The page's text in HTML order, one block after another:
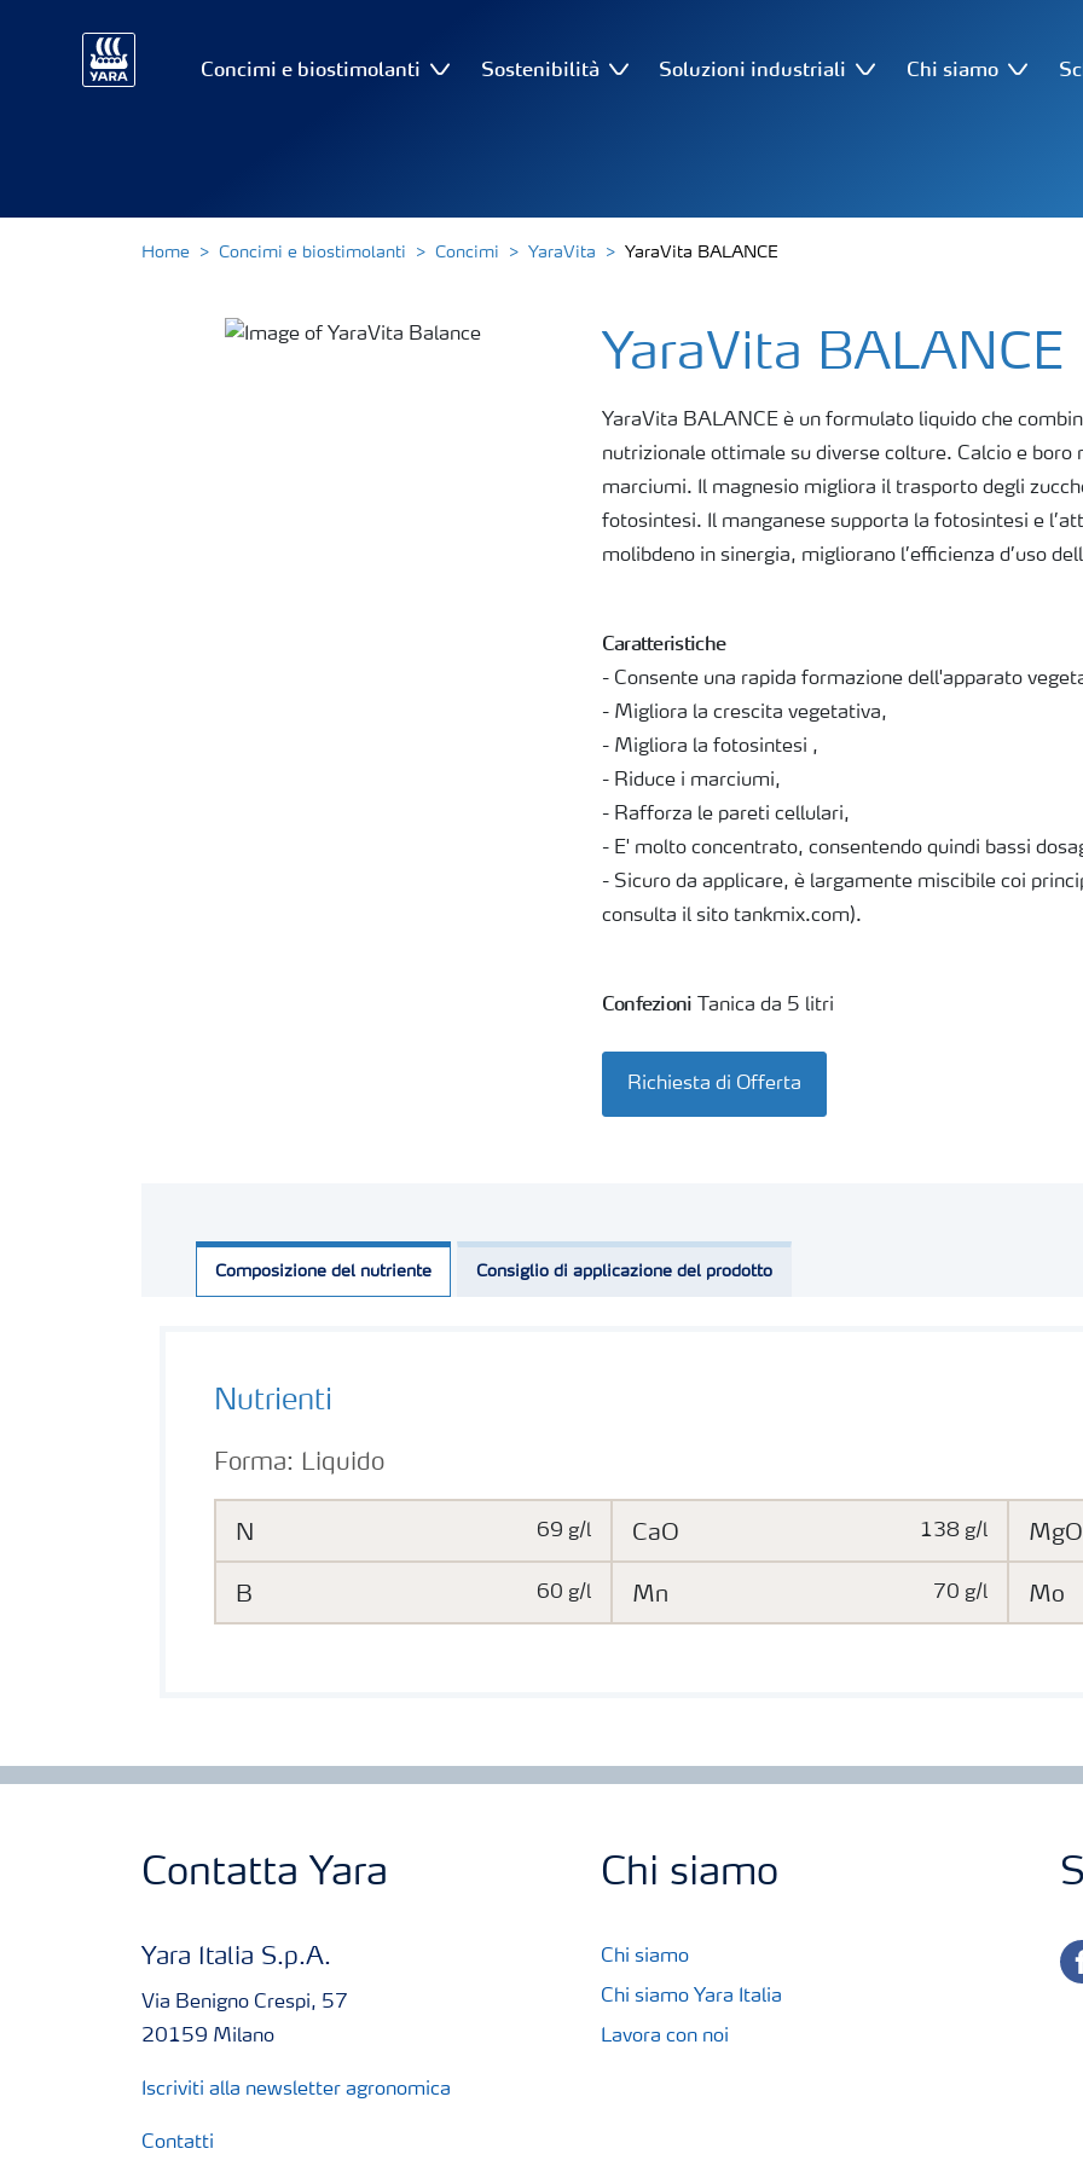
Concimi e biostimolanti Sostenibilità Soluzioni industriali Chi siamo
Home Concimi e biostimolanti Concimi YaraVita YaraVita BALANCE
YaraVita BALANCE
YaraVita BALANCE è un formulato liquido che
nutrizionale ottimale su diverse colture. Calcio e boro
marciumi. Il magnesio migliora il trasporto degli
fotosintesi. Il manganese supporta la fotosintesi e
molibdeno in sinergia, migliorano l’efficienza d’uso
Caratteristiche
- Consente una rapida formazione dell'apparato
- Migliora la crescita vegetativa,
- Migliora la fotosintesi ,
- Riduce i marciumi,
- Rafforza le pareti cellulari,
- E' molto concentrato, consentendo quindi bassi
- Sicuro da applicare, è largamente miscibile coi
consulta il sito tankmix.com).
Confezioni Tanica da 5 litri
Richiesta di Offerta
Composizione del nutriente Consiglio di applicazione del prodotto
Nutrienti
N 69 g/l CaO 138 g/l MgO
B 60 g/l Mn 70 g/l Mo
Forma: Liquido
Contatta Yara
Yara Italia S.p.A.
Via Benigno Crespi, 57
20159 Milano
Iscriviti alla newsletter agronomica
Contatti
Chi siamo
Chi siamo
Chi siamo Yara Italia
Lavora con noi